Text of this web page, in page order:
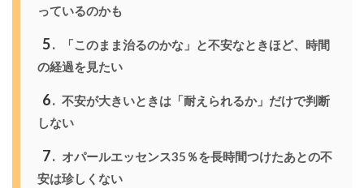
っているのかも
5
「このまま治るのかな」と不安なときほど、時間
の経過を見たい
6
不安が大きいときは「耐えられるか」だけで判断
しない
7
オパールエッセンス35％を長時間つけたあとの不
安は珍しくない